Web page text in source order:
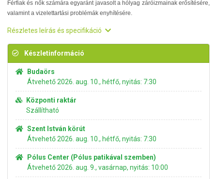
Férfiak és nők számára egyaránt javasolt a hólyag záróizmainak erősítésére,
valamint a vizelettartási problémák enyhítésére.
Részletes leírás és specifikáció
Készletinformáció
Budaörs
Átvehető 2026. aug. 10., hétfő, nyitás: 7:30
Központi raktár
Szállítható
Szent István körút
Átvehető 2026. aug. 10., hétfő, nyitás: 7:30
Pólus Center (Pólus patikával szemben)
Átvehető 2026. aug. 9., vasárnap, nyitás: 10:00